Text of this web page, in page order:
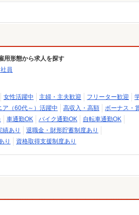
用形態から求人を探す
員
女性活躍中 主婦・主夫歓迎 フリーター歓迎
ア（60代～）活躍中 高収入・高額
ボーナス・
車通勤OK バイク通勤OK
自転車通勤OK
績あり
退職金・財形貯蓄制度あり
り 資格取得支援制度あり